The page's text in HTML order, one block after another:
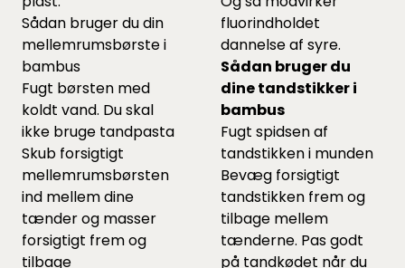
Sådan bruger du din
mellemrumsbørste i
bambus
Fugt børsten med
koldt vand. Du skal
ikke bruge tandpasta
Skub forsigtigt
mellemrumsbørsten
ind mellem dine
tænder og masser
forsigtigt frem og
tilbage
fluorindholdet
dannelse af syre.
Sådan bruger du
dine tandstikker i
bambus
Fugt spidsen af
tandstikken i munden
Bevæg forsigtigt
tandstikken frem og
tilbage mellem
tænderne. Pas godt
på tandkødet når du